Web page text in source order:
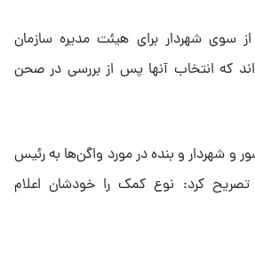
سوی شهردار برای هیئت مدیره سازمان
که انتخاب آنها پس از بررسی در صحن
و شهردار و بنده در مورد واگن‌ها به رئیس
کرد: نوع کمک را خودشان اعلام